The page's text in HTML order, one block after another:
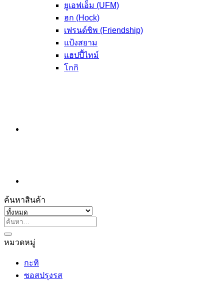
ยูเอฟเอ็ม (UFM)
ฮก (Hock)
เฟรนด์ชิพ (Friendship)
แป้งสยาม
แฮปปี้ไทม์
โกกิ
ค้นหาสินค้า
ค้นหา:
หมวดหมู่
กะทิ
ซอสปรุงรส